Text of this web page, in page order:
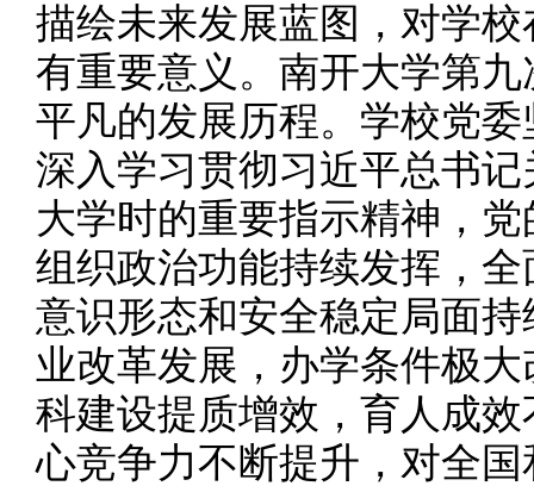
描绘未来发展蓝图，对学
有重要意义。南开大学第
平凡的发展历程。学校党
深入学习贯彻习近平总书
大学时的重要指示精神，
组织政治功能持续发挥，
意识形态和安全稳定局面
业改革发展，办学条件极
科建设提质增效，育人成
心竞争力不断提升，对全